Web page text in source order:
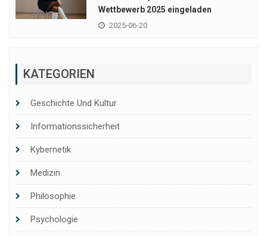
Wettbewerb 2025 eingeladen
2025-06-20
KATEGORIEN
Geschichte Und Kultur
Informationssicherheit
Kybernetik
Medizin
Philosophie
Psychologie